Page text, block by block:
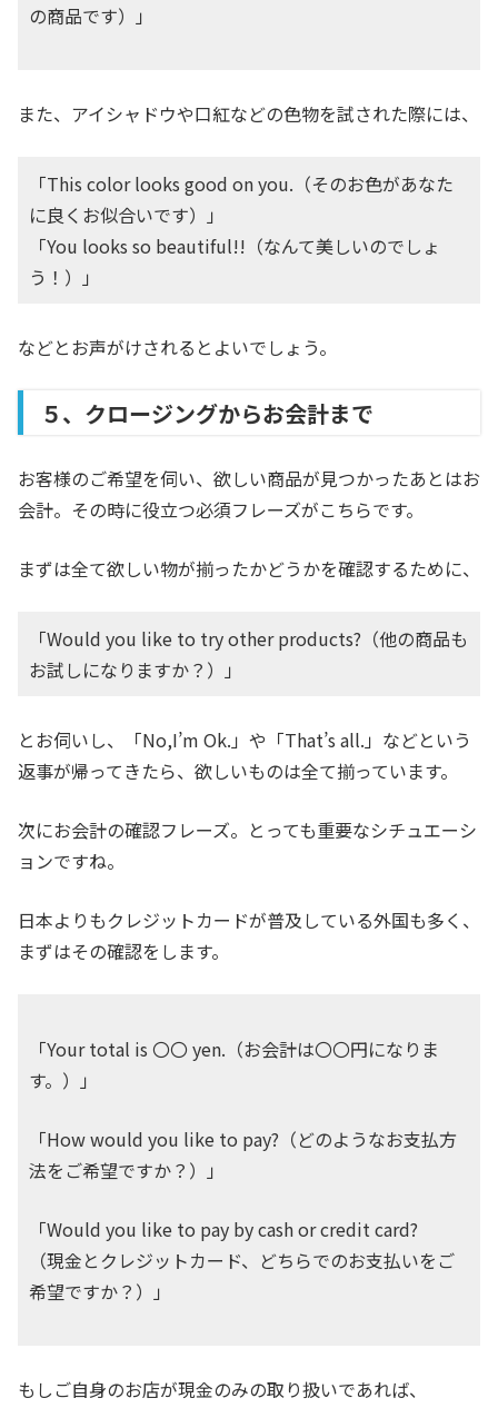
の商品です）」
また、アイシャドウや口紅などの色物を試された際には、
「This color looks good on you.（そのお色があなた
に良くお似合いです）」
「You looks so beautiful!!（なんて美しいのでしょ
う！）」
などとお声がけされるとよいでしょう。
５、クロージングからお会計まで
お客様のご希望を伺い、欲しい商品が見つかったあとはお
会計。その時に役立つ必須フレーズがこちらです。
まずは全て欲しい物が揃ったかどうかを確認するために、
「Would you like to try other products?（他の商品も
お試しになりますか？）」
とお伺いし、「No,I’m Ok.」や「That’s all.」などという
返事が帰ってきたら、欲しいものは全て揃っています。
次にお会計の確認フレーズ。とっても重要なシチュエーシ
ョンですね。
日本よりもクレジットカードが普及している外国も多く、
まずはその確認をします。
「Your total is 〇〇 yen.（お会計は〇〇円になりま
す。）」
「How would you like to pay?（どのようなお支払方
法をご希望ですか？）」
「Would you like to pay by cash or credit card?
（現金とクレジットカード、どちらでのお支払いをご
希望ですか？）」
もしご自身のお店が現金のみの取り扱いであれば、